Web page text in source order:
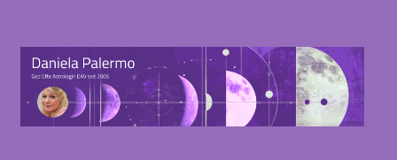
springen
Astrologie-
Beratung-
Daniela-